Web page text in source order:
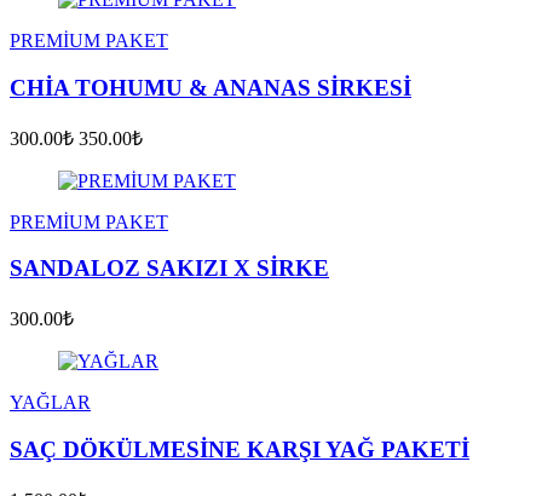
PREMİUM PAKET
CHİA TOHUMU & ANANAS SİRKESİ
300.00₺ 350.00₺
PREMİUM PAKET
SANDALOZ SAKIZI X SİRKE
300.00₺
YAĞLAR
SAÇ DÖKÜLMESİNE KARŞI YAĞ PAKETİ